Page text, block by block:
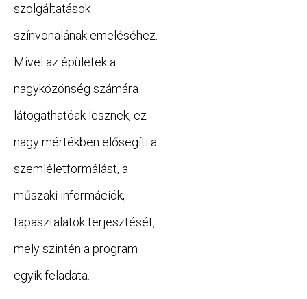
szolgáltatások
színvonalának emeléséhez.
Mivel az épületek a
nagyközönség számára
látogathatóak lesznek, ez
nagy mértékben elősegíti a
szemléletformálást, a
műszaki információk,
tapasztalatok terjesztését,
mely szintén a program
egyik feladata.